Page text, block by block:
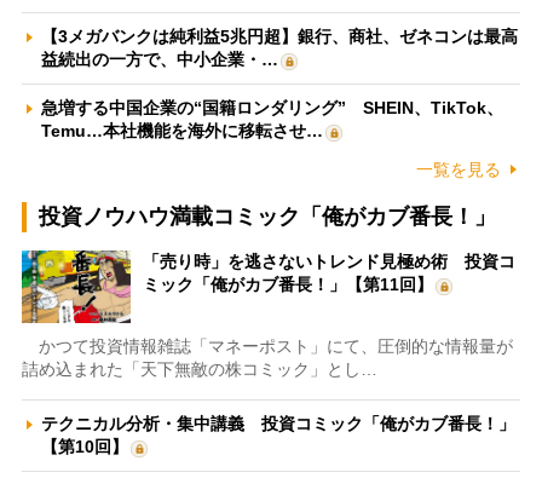
【3メガバンクは純利益5兆円超】銀行、商社、ゼネコンは最高
益続出の一方で、中小企業・…
急増する中国企業の“国籍ロンダリング” SHEIN、TikTok、
Temu…本社機能を海外に移転させ…
一覧を見る
投資ノウハウ満載コミック「俺がカブ番長！」
「売り時」を逃さないトレンド見極め術 投資コ
ミック「俺がカブ番長！」【第11回】
かつて投資情報雑誌「マネーポスト」にて、圧倒的な情報量が
詰め込まれた「天下無敵の株コミック」とし…
テクニカル分析・集中講義 投資コミック「俺がカブ番長！」
【第10回】